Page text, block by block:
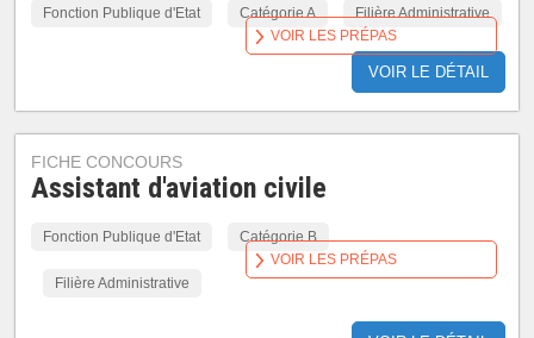
Fonction Publique d'Etat Catégorie A Filière Administrative
VOIR LE DÉTAIL
VOIR LES PRÉPAS
FICHE CONCOURS
Assistant d'aviation civile
Fonction Publique d'Etat Catégorie B
Filière Administrative
VOIR LES PRÉPAS